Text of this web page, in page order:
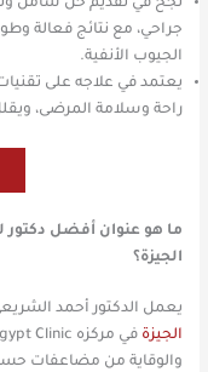
نجح في تقديم حل شامل
جراحي، مع نتائج فعالة
الجيوب الأنفية.
يعتمد في علاجه على
راحة وسلامة المرضى،
ما هو عنوان أفضل دكتور
الجيزة؟
يعمل الدكتور أحمد
الجيزة
والوقاية من مضاعفات